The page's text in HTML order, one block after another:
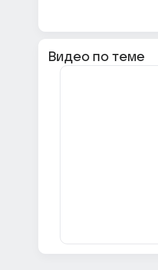
Видео по теме